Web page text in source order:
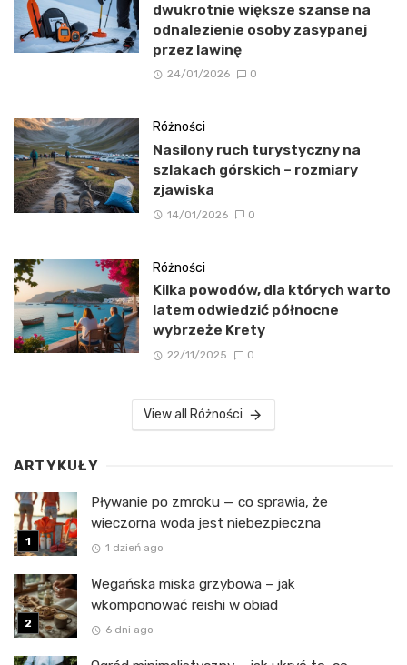
dwukrotnie większe szanse na
odnalezienie osoby zasypanej
przez lawinę
24/01/2026 0
Różności
Nasilony ruch turystyczny na
szlakach górskich – rozmiary
zjawiska
14/01/2026 0
Różności
Kilka powodów, dla których warto
latem odwiedzić północne
wybrzeże Krety
22/11/2025 0
View all Różności
ARTYKUŁY
Pływanie po zmroku — co sprawia, że
wieczorna woda jest niebezpieczna
1 dzień ago
Wegańska miska grzybowa – jak
wkomponować reishi w obiad
6 dni ago